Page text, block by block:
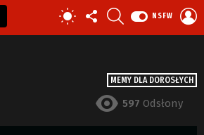
PRZEŁĄCZ
SKÓRKĘ
OBSERWUJ
NAS
NSFW
MEMY DLA DOROSŁYCH
597 Odsłony